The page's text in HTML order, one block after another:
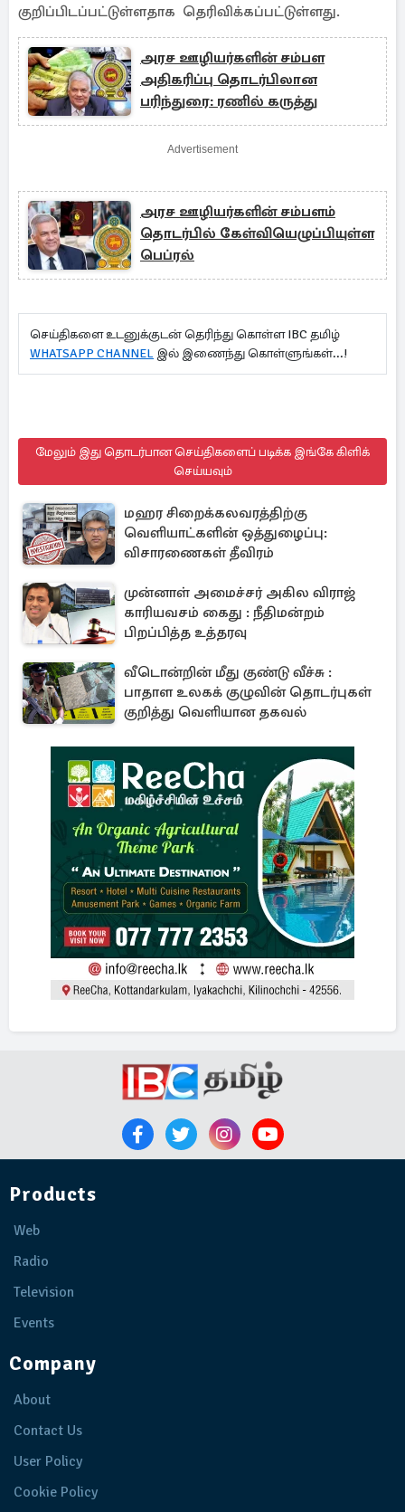
குறிப்பிடப்பட்டுள்ளதாக தெரிவிக்கப்பட்டுள்ளது.
அரச ஊழியர்களின் சம்பள
அதிகரிப்பு தொடர்பிலான
பரிந்துரை: ரணில் கருத்து
Advertisement
அரச ஊழியர்களின் சம்பளம்
தொடர்பில் கேள்வியெழுப்பியுள்ள
பெப்ரல்
செய்திகளை உடனுக்குடன் தெரிந்து கொள்ள IBC தமிழ்
WHATSAPP CHANNEL இல் இணைந்து கொள்ளுங்கள்...!
மேலும் இது தொடர்பான செய்திகளைப் படிக்க இங்கே கிளிக்
செய்யவும்
மஹர சிறைக்கலவரத்திற்கு
வெளியாட்களின் ஒத்துழைப்பு:
விசாரணைகள் தீவிரம்
முன்னாள் அமைச்சர் அகில விராஜ்
காரியவசம் கைது : நீதிமன்றம்
பிறப்பித்த உத்தரவு
வீடொன்றின் மீது குண்டு வீச்சு :
பாதாள உலகக் குழுவின் தொடர்புகள்
குறித்து வெளியான தகவல்
Products
Web
Radio
Television
Events
Company
About
Contact Us
User Policy
Cookie Policy